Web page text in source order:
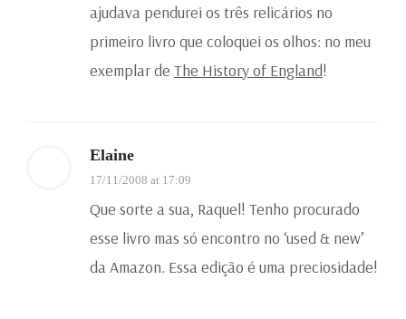
ajudava pendurei os três relicários no
primeiro livro que coloquei os olhos: no meu
exemplar de The History of England!
Elaine
17/11/2008 at 17:09
Que sorte a sua, Raquel! Tenho procurado
esse livro mas só encontro no ‘used & new’
da Amazon. Essa edição é uma preciosidade!